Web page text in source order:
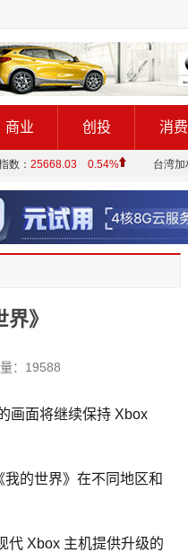
商业 创投 消费
》
：19588
画面将继续保持 Xbox
的世界》在不同地区和
代 Xbox 主机提供升级的